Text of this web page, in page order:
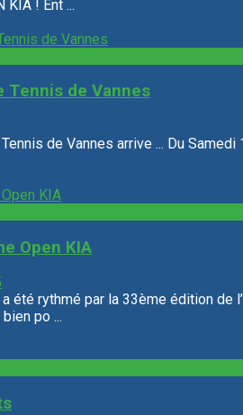
KIA ! Ent ...
Tennis de Vannes
de Vannes arrive ... Du
Open KIA
a été rythmé par la 33ème édition
po ...